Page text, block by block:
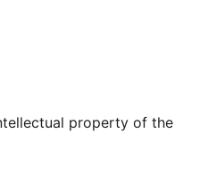
property of the